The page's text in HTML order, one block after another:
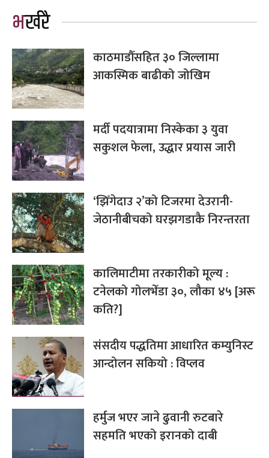
भर्खरै
काठमाडौँसहित ३० जिल्लामा
आकस्मिक बाढीको जोखिम
मर्दी पदयात्रामा निस्केका ३ युवा
सकुशल फेला, उद्धार प्रयास जारी
‘झिँगेदाउ २’को टिजरमा देउरानी-
जेठानीबीचको घरझगडाकै निरन्तरता
कालिमाटीमा तरकारीको मूल्य :
टनेलको गोलभेँडा ३०, लौका ४५ [अरू
कति?]
संसदीय पद्धतिमा आधारित कम्युनिस्ट
आन्दोलन सकियो : विप्लव
हर्मुज भएर जाने ढुवानी रुटबारे
सहमति भएको इरानको दाबी